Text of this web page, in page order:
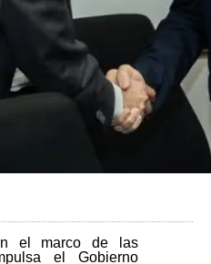
el marco de las
el Gobierno